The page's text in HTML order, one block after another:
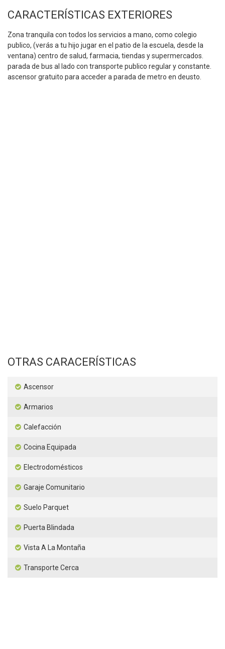
CARACTERÍSTICAS EXTERIORES
Zona tranquila con todos los servicios a mano, como colegio
publico, (verás a tu hijo jugar en el patio de la escuela, desde la
ventana) centro de salud, farmacia, tiendas y supermercados.
parada de bus al lado con transporte publico regular y constante.
ascensor gratuito para acceder a parada de metro en deusto.
OTRAS CARACERÍSTICAS
Ascensor
Armarios
Calefacción
Cocina Equipada
Electrodomésticos
Garaje Comunitario
Suelo Parquet
Puerta Blindada
Vista A La Montaña
Transporte Cerca